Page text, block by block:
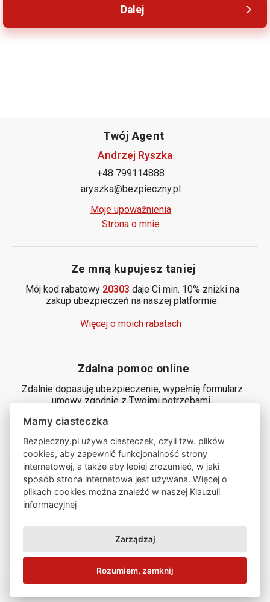
Twój Agent
Andrzej Ryszka
+48 799114888
aryszka@bezpieczny.pl
Moje upoważnienia
Strona o mnie
Ze mną kupujesz taniej
Mój kod rabatowy 20303 daje Ci min. 10% zniżki na
zakup ubezpieczeń na naszej platformie.
Więcej o moich rabatach
Zdalna pomoc online
Zdalnie dopasuję ubezpieczenie, wypełnię formularz
umowy zgodnie z Twoimi potrzebami.
Zamów ze mną rozmowę
Mamy ciasteczka
Bezpieczny.pl używa ciasteczek, czyli tzw. plików
cookies, aby zapewnić funkcjonalność strony
internetowej, a także aby lepiej zrozumieć, w jaki
sposób strona internetowa jest używana. Więcej o
plikach cookies można znaleźć w naszej Klauzuli
informacyjnej
Zarządzaj
Rozumiem, zamknij